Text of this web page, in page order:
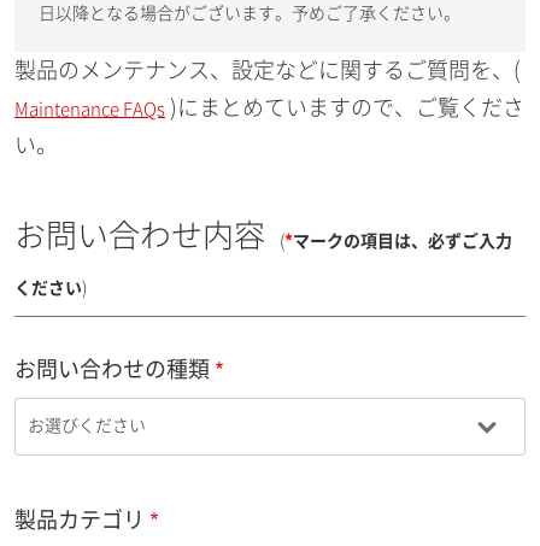
日以降となる場合がございます。予めご了承ください。
製品のメンテナンス、設定などに関するご質問を、(
Maintenance FAQs )にまとめていますので、ご覧くださ
い。
お問い合わせ内容 (*マークの項目は、必ずご入力
ください)
お問い合わせの種類
製品カテゴリ